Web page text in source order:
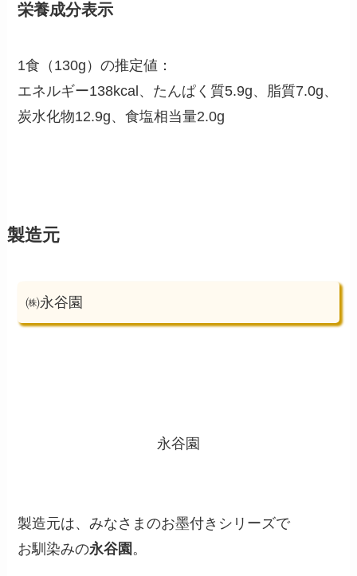
栄養成分表示
1食（130g）の推定値：
エネルギー138kcal、たんぱく質5.9g、脂質7.0g、
炭水化物12.9g、食塩相当量2.0g
製造元
㈱永谷園
永谷園
製造元は、みなさまのお墨付きシリーズで
お馴染みの永谷園。